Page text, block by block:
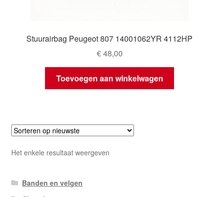
Stuurairbag Peugeot 807 14001062YR 4112HP
€48,00
Toevoegen aan winkelwagen
Het enkele resultaat weergeven
Banden en velgen